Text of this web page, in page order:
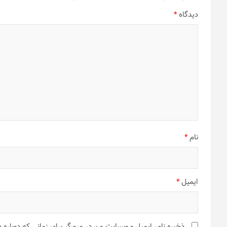
دیدگاه*
نام*
ایمیل*